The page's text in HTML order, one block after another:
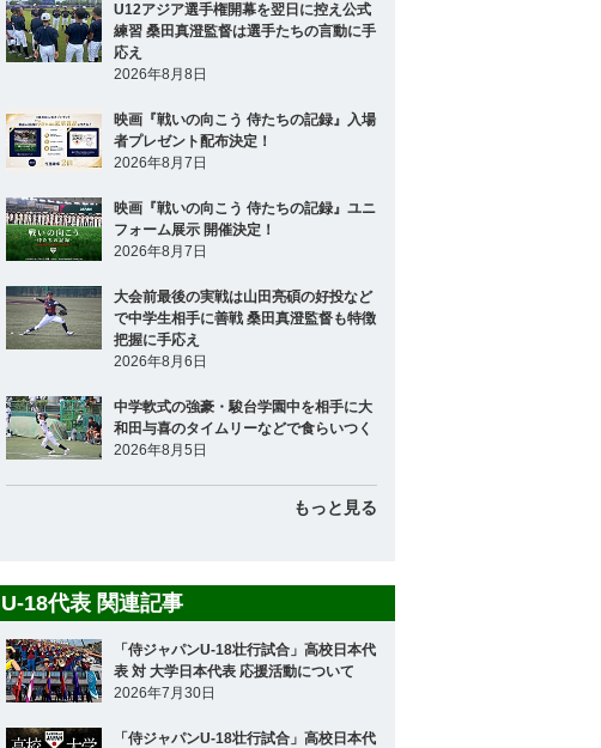
U12アジア選手権開幕を翌日に控え公式
練習 桑田真澄監督は選手たちの言動に手
応え
2026年8月8日
映画『戦いの向こう 侍たちの記録』入場
者プレゼント配布決定！
2026年8月7日
映画『戦いの向こう 侍たちの記録』ユニ
フォーム展示 開催決定！
2026年8月7日
大会前最後の実戦は山田亮碩の好投など
で中学生相手に善戦 桑田真澄監督も特徴
把握に手応え
2026年8月6日
中学軟式の強豪・駿台学園中を相手に大
和田与喜のタイムリーなどで食らいつく
2026年8月5日
もっと見る
U-18代表 関連記事
「侍ジャパンU-18壮行試合」高校日本代
表 対 大学日本代表 応援活動について
2026年7月30日
「侍ジャパンU-18壮行試合」高校日本代